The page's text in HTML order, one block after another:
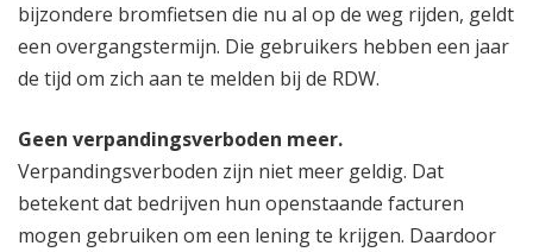
bijzondere bromfietsen die nu al op de weg rijden, geldt
een overgangstermijn. Die gebruikers hebben een jaar
de tijd om zich aan te melden bij de RDW.
Geen verpandingsverboden meer.
Verpandingsverboden zijn niet meer geldig. Dat
betekent dat bedrijven hun openstaande facturen
mogen gebruiken om een lening te krijgen. Daardoor